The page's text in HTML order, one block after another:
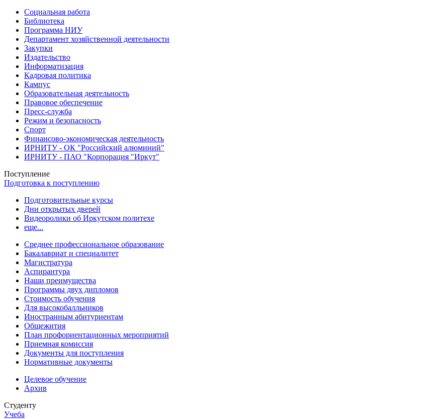
Социальная работа
Библиотека
Программа НИУ
Департамент хозяйственной деятельности
Закупки
Издательство
Информатизация
Кадровая политика
Кампус
Образовательная деятельность
Правовое обеспечение
Пресс-служба
Режим и безопасность
Спорт
Финансово-экономическая деятельность
ИРНИТУ - ОК "Российский алюминий"
ИРНИТУ - ПАО "Корпорация "Иркут"
Поступление
Подготовка к поступлению
Подготовительные курсы
Дни открытых дверей
Видеоролики об Иркутском политехе
еще...
Cреднее профессиональное образование
Бакалавриат и специалитет
Магистратура
Аспирантура
Наши преимущества
Программы двух дипломов
Стоимость обучения
Для высокобалльников
Иностранным абитуриентам
Общежития
План профориентационных мероприятий
Приемная комиссия
Документы для поступления
Нормативные документы
Целевое обучение
Архив
Студенту
Учеба